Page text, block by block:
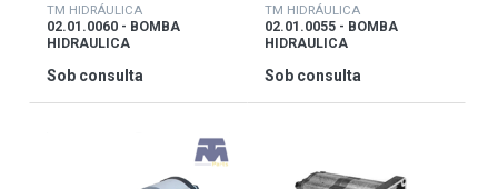
TM HIDRÁULICA
02.01.0060 - BOMBA
HIDRAULICA
Sob consulta
TM HIDRÁULICA
02.01.0055 - BOMBA
HIDRAULICA
Sob consulta